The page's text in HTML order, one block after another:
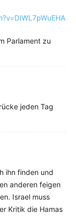
Parlament zu
jeden Tag
ihn finden und
anderen feigen
Israel muss
Kritik die Hamas